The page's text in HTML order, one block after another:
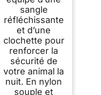
sangle
réfléchissante
et d’une
clochette pour
renforcer la
sécurité de
votre animal la
nuit. En nylon
souple et